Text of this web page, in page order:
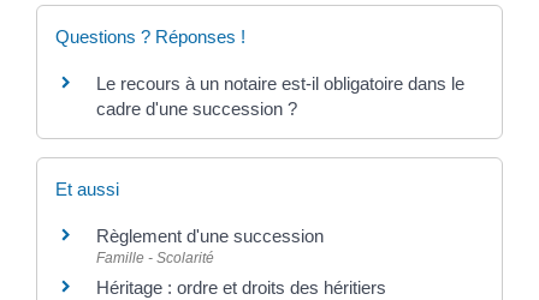
Questions ? Réponses !
Le recours à un notaire est-il obligatoire dans le
cadre d'une succession ?
Et aussi
Règlement d'une succession
Famille - Scolarité
Héritage : ordre et droits des héritiers